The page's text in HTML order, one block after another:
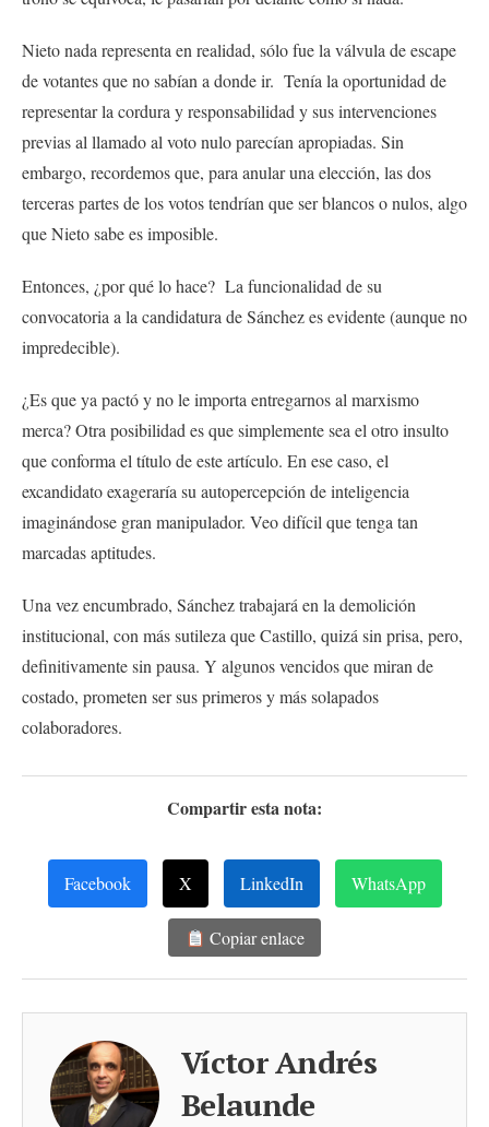
Nieto nada representa en realidad, sólo fue la válvula de escape
de votantes que no sabían a donde ir. Tenía la oportunidad de
representar la cordura y responsabilidad y sus intervenciones
previas al llamado al voto nulo parecían apropiadas. Sin
embargo, recordemos que, para anular una elección, las dos
terceras partes de los votos tendrían que ser blancos o nulos, algo
que Nieto sabe es imposible.
Entonces, ¿por qué lo hace? La funcionalidad de su
convocatoria a la candidatura de Sánchez es evidente (aunque no
impredecible).
¿Es que ya pactó y no le importa entregarnos al marxismo
merca? Otra posibilidad es que simplemente sea el otro insulto
que conforma el título de este artículo. En ese caso, el
excandidato exageraría su autopercepción de inteligencia
imaginándose gran manipulador. Veo difícil que tenga tan
marcadas aptitudes.
Una vez encumbrado, Sánchez trabajará en la demolición
institucional, con más sutileza que Castillo, quizá sin prisa, pero,
definitivamente sin pausa. Y algunos vencidos que miran de
costado, prometen ser sus primeros y más solapados
colaboradores.
Compartir esta nota:
Facebook X LinkedIn WhatsApp
Copiar enlace
Víctor Andrés
Belaunde